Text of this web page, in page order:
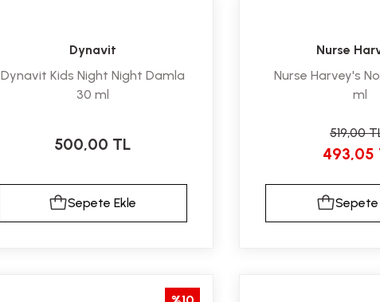
Dynavit
Dynavit Kids Night Night Damla
30 ml
500,00 TL
Sepete Ekle
Nurse
Nurse Harvey's
ml
519,00
493,05
Sepete